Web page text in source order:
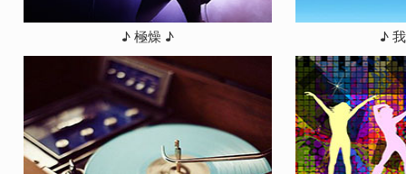
♪ 極燥 ♪ ♪